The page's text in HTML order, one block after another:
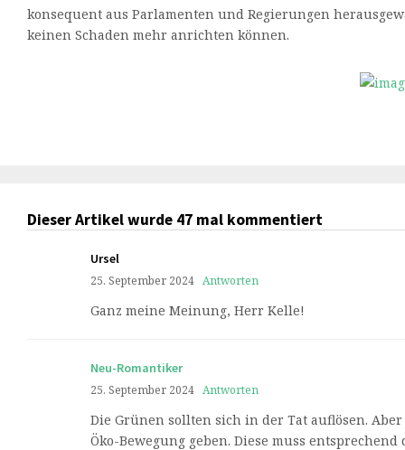
konsequent aus Parlamenten und Regierungen
keinen Schaden mehr anrichten können.
Dieser Artikel wurde 47 mal kommentiert
Ursel
25. September 2024 Antworten
Ganz meine Meinung, Herr Kelle!
Neu-Romantiker
25. September 2024 Antworten
Die Grünen sollten sich in der Tat auflösen.
Öko-Bewegung geben. Diese muss